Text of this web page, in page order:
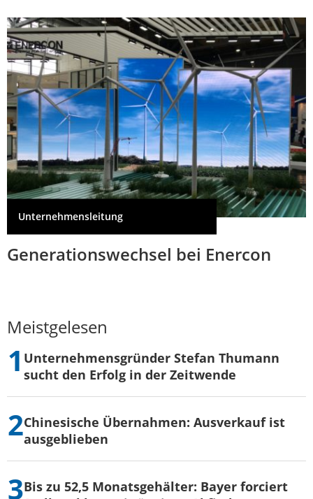
Unternehmensleitung
Generationswechsel bei Enercon
Meistgelesen
Unternehmensgründer Stefan Thumann
sucht den Erfolg in der Zeitwende
Chinesische Übernahmen: Ausverkauf ist
ausgeblieben
Bis zu 52,5 Monatsgehälter: Bayer forciert